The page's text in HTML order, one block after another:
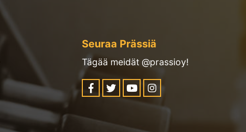
Seuraa Prässiä
Tägää meidät @prassioy!